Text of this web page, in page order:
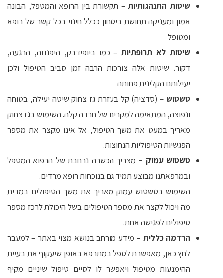
שיטות התנהגותיות– תקשורת בין הרופא והמטפל, הבונה
אמון ומעניקה תחושת ביטחון ככלל חינוי בכל קשר של רופא
ומטופל
שיטות לא תרופתיות– כמו ביופידבק, היפנוזה, הרגעה,
דקור. שיטות אלה צורכות הרבה זמן סביב הטיפול ולכן
יעילותם הקלינית פחותה
טשטוש – (סדציה) קל בעזרת גז צחוק שיטה יעילה, בטוחה
ונפוצה, המתאימה למקרים של חרדה קלה. השימוש בגז צחוק
מאריך במעט את משך הטיפול, אל אינו מקצר את מספר
הפגשיות הטיפוליות הנחוצות.
טשטוש עמוק – מצריך הכשרה נרחבת של הרפוא המטפל
ובמרפאתנו מבוצע תמיד גם בנוכחות רופא מרדים.
השימוש בטשטוש עמוק מאריך את משך הטיפולים במדית
מה ויכול לקצר את מספר הטיפולים בשל היכולת לרכז מספר
טיפולים לפגישה אחת.
הרדמה כללית – מידע מורחב בנושא מצוי באתר – למעבר
לחץ כאן, מאפשרת לטפל במתרפא באופן שיעקוף את בעיית
ההימנעות מטיפול ויאפשר לו לסיים טיפול שיניים מקיף